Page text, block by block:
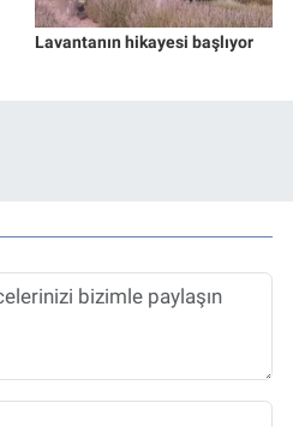
Lavantanın hikayesi başlıyor